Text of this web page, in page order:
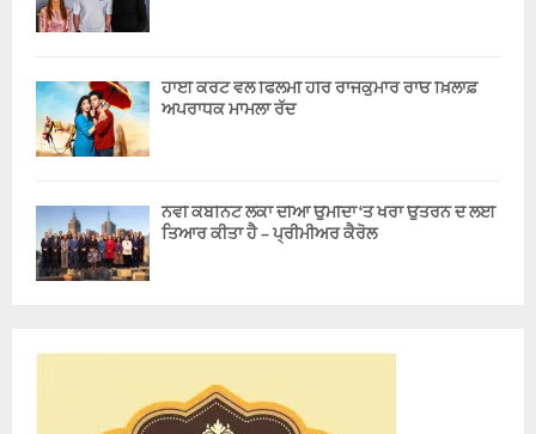
ਹਾਈ ਕੋਰਟ ਵਲੋਂ ਫਿਲਮੀ ਹੀਰੋ ਰਾਜਕੁਮਾਰ ਰਾਓ ਖ਼ਿਲਾਫ਼
ਅਪਰਾਧਕ ਮਾਮਲਾ ਰੱਦ
ਨਵੀਂ ਕੈਬਨਿਟ ਲੋਕਾਂ ਦੀਆਂ ਉਮੀਦਾਂ ‘ਤੇ ਖਰਾ ਉਤਰਨ ਦੇ ਲਈ
ਤਿਆਰ ਕੀਤਾ ਹੈ – ਪ੍ਰੀਮੀਅਰ ਕੈਰੋਲ